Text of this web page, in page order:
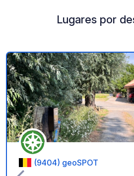
Lugares por
(9404) geoSPOT